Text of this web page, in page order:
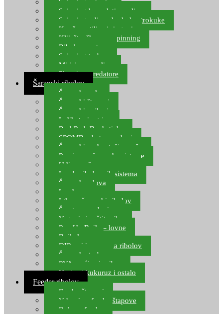
Spinning setovi
Spinning kompleti varalica
Spinning udice, dvokuke, trokuke
Kopče, vrtilice i ringovi
Kliješta, škare za spinning
Ribolov pastrve
Spinning torbe
Mirisi za varalice
Plovci za predatore
Šaranski ribolov
Šaranske role
Šaranski štapovi
Šaranski najloni
Indikatori ugriza
Rod Pod, Banksticks
SPOMB rakete, markeri
Šaranski podmetači, mreže
Pernice za šaranske sisteme
Udice za šarana, amura
Izrada ribolovnih sistema
Šaranska olova
Leadcore
Igle za šaranski ribolov
Špage, upredenice
Vaganje i zaštita ribe
Pop Up Boile – lovne
Boile lovne
DIP-ovi i arome za ribolov
Šaranske torbe
PVA vrećice i pribor
Umjetni kukuruz i ostalo
Feeder ribolov
Feeder štapovi
Vrhovi za feeder štapove
Role za feeder